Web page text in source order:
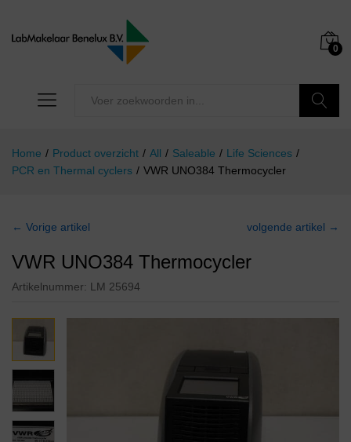
0
Home / Product overzicht / All / Saleable / Life Sciences /
PCR en Thermal cyclers / VWR UNO384 Thermocycler
← Vorige artikel volgende artikel →
VWR UNO384 Thermocycler
Artikelnummer: LM 25694